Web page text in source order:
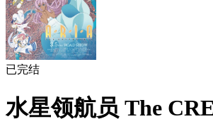
已完结
水星领航员 The